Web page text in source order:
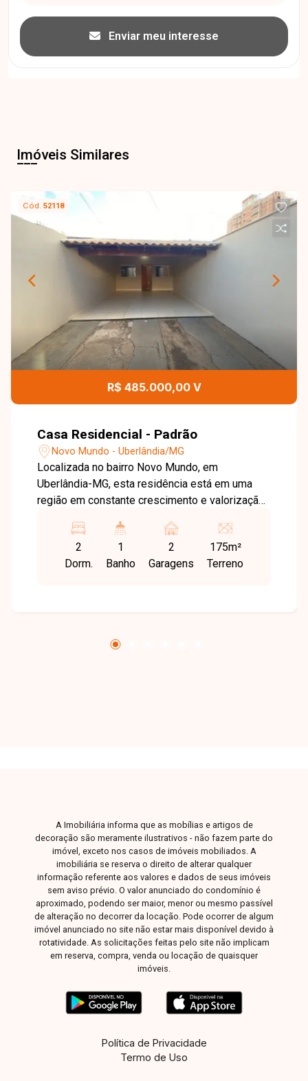
Enviar meu interesse
Imóveis Similares
Cód.52118
R$ 485.000,00 V
Casa Residencial - Padrão
Novo Mundo - Uberlândia/MG
Localizada no bairro Novo Mundo, em
Uberlândia-MG, esta residência está em uma
região em constante crescimento e valorização,
supermercados e serviços essenciais. O bairro
oferece praticidade e qualidade de vida, sendo
uma excelente opção para quem busca conforto
planejados, banheiro social e cozinha separada,
informações e agende sua visita.
2
Dorm.
1
Banho
2
Garagens
175m²
Terreno
A Imobiliária informa que as mobílias e artigos de
decoração são meramente ilustrativos - não fazem parte do
imóvel, exceto nos casos de imóveis mobiliados. A
imobiliária se reserva o direito de alterar qualquer
informação referente aos valores e dados de seus imóveis
sem aviso prévio. O valor anunciado do condomínio é
aproximado, podendo ser maior, menor ou mesmo passível
de alteração no decorrer da locação. Pode ocorrer de algum
imóvel anunciado no site não estar mais disponível devido à
rotatividade. As solicitações feitas pelo site não implicam
em reserva, compra, venda ou locação de quaisquer
imóveis.
Política de Privacidade
Termo de Uso